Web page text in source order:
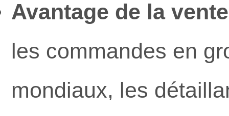
Avantage de la
les commandes en
mondiaux, les